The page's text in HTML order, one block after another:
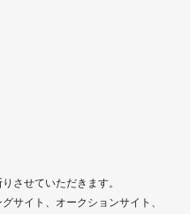
させていただきます。
サイト、オークションサイト、